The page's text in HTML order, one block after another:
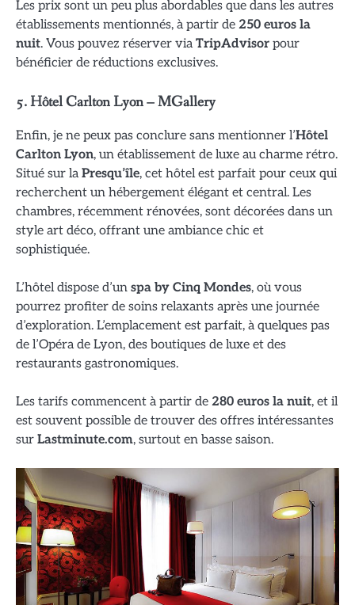
Les prix sont un peu plus abordables que dans les autres
établissements mentionnés, à partir de 250 euros la
nuit. Vous pouvez réserver viaTripAdvisor pour
bénéficier de réductions exclusives.
5.Hôtel Carlton Lyon – MGallery
Enfin, je ne peux pas conclure sans mentionner l’Hôtel
Carlton Lyon, un établissement de luxe au charme rétro.
Situé sur laPresqu’île, cet hôtel est parfait pour ceux qui
recherchent un hébergement élégant et central. Les
chambres, récemment rénovées, sont décorées dans un
style art déco, offrant une ambiance chic et
sophistiquée.
L’hôtel dispose d’un spa by Cinq Mondes, où vous
pourrez profiter de soins relaxants après une journée
d’exploration. L’emplacement est parfait, à quelques pas
de l’Opéra de Lyon, des boutiques de luxe et des
restaurants gastronomiques.
Les tarifs commencent à partir de 280 euros la nuit, et il
est souvent possible de trouver des offres intéressantes
sur Lastminute.com, surtout en basse saison.